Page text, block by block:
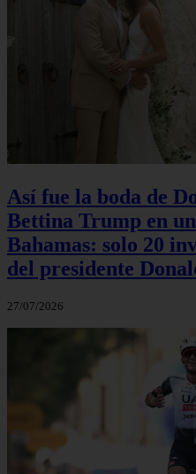
Así fue la boda de
Bettina Trump en
Bahamas: solo 20
del presidente
27/07/2026